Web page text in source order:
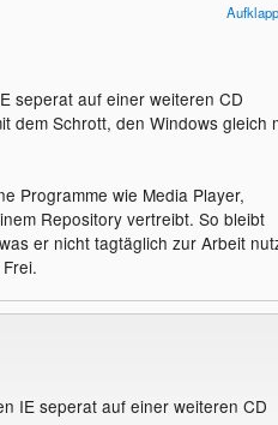
seperat auf einer weiteren CD
dem Schrott, den Windows gleich
Programme wie Media Player,
Repository vertreibt. So bleibt
er nicht tagtäglich zur Arbeit
IE seperat auf einer weiteren CD